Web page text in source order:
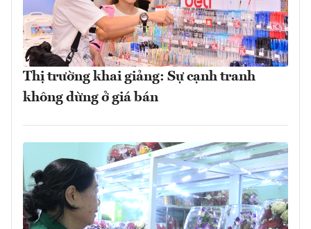
Thị trường khai giảng: Sự cạnh tranh
không dừng ở giá bán